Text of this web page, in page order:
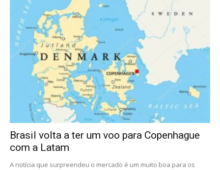
Brasil volta a ter um voo para Copenhague
com a Latam
A notícia que surpreendeu o mercado é um muito boa para os